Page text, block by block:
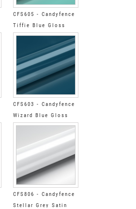
CFS605 - Candyfence
Tiffie Blue Gloss
CFS603 - Candyfence
Wizard Blue Gloss
CFS806 - Candyfence
Stellar Grey Satin